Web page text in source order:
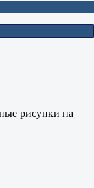
рисунки на